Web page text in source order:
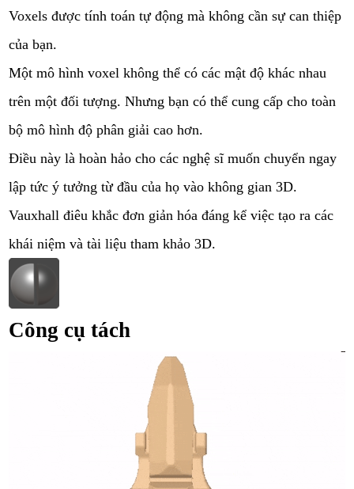
Voxels được tính toán tự động mà không cần sự can thiệp
của bạn.
Một mô hình voxel không thể có các mật độ khác nhau
trên một đối tượng. Nhưng bạn có thể cung cấp cho toàn
bộ mô hình độ phân giải cao hơn.
Điều này là hoàn hảo cho các nghệ sĩ muốn chuyển ngay
lập tức ý tưởng từ đầu của họ vào không gian 3D.
Vauxhall điêu khắc đơn giản hóa đáng kể việc tạo ra các
khái niệm và tài liệu tham khảo 3D.
Công cụ tách